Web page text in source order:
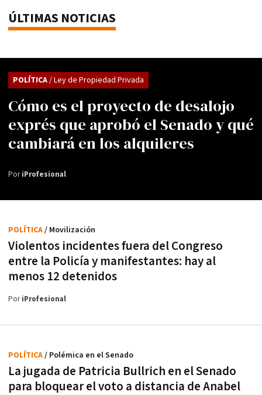
ÚLTIMAS NOTICIAS
Cómo es el proyecto de desalojo
exprés que aprobó el Senado y qué
cambiará en los alquileres
POLÍTICA/ Ley de Propiedad Privada
PoriProfesional
Violentos incidentes fuera del Congreso
entre la Policía y manifestantes: hay al
menos 12 detenidos
POLÍTICA/ Movilización
PoriProfesional
La jugada de Patricia Bullrich en el Senado
para bloquear el voto a distancia de Anabel
POLÍTICA/ Polémica en el Senado